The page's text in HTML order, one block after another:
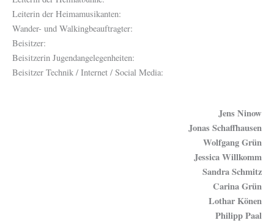
Leiterin der Heimamusikanten:
Wander- und Walkingbeauftragter:
Beisitzer:
Beisitzerin Jugendangelegenheiten:
Beisitzer Technik / Internet / Social Media:
Jens Ninow
Jonas Schaffhausen
Wolfgang Grün
Jessica Willkomm
Sandra Schmitz
Carina Grün
Lothar Könen
Philipp Paal